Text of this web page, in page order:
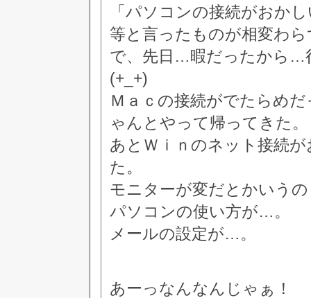
「パソコンの接続がおか
等と言ったものが相変わ
で、先日…暇だったから…
(+_+)
Ｍａｃの接続がでたらめ
ゃんとやって帰ってきた。
あとＷｉｎのネット接続
た。
モニターが変だとかいう
パソコンの使い方が…。
メールの設定が…。
あーっなんなんじゃぁ！